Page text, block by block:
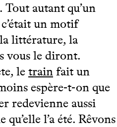
autant qu’un
un motif
littérature, la
vous le diront.
le train fait un
espère-t-on que
redevienne aussi
l’a été. Rêvons